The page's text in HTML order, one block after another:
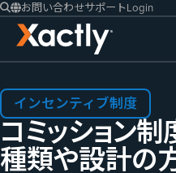
お問い合わせサポートLogin
インセンティブ制度
コミッション制
種類や​設計の​